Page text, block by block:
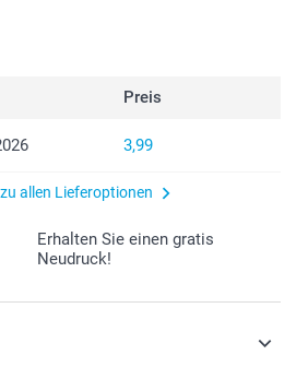
Preis
3,99
allen Lieferoptionen
Erhalten Sie einen gratis
Neudruck!